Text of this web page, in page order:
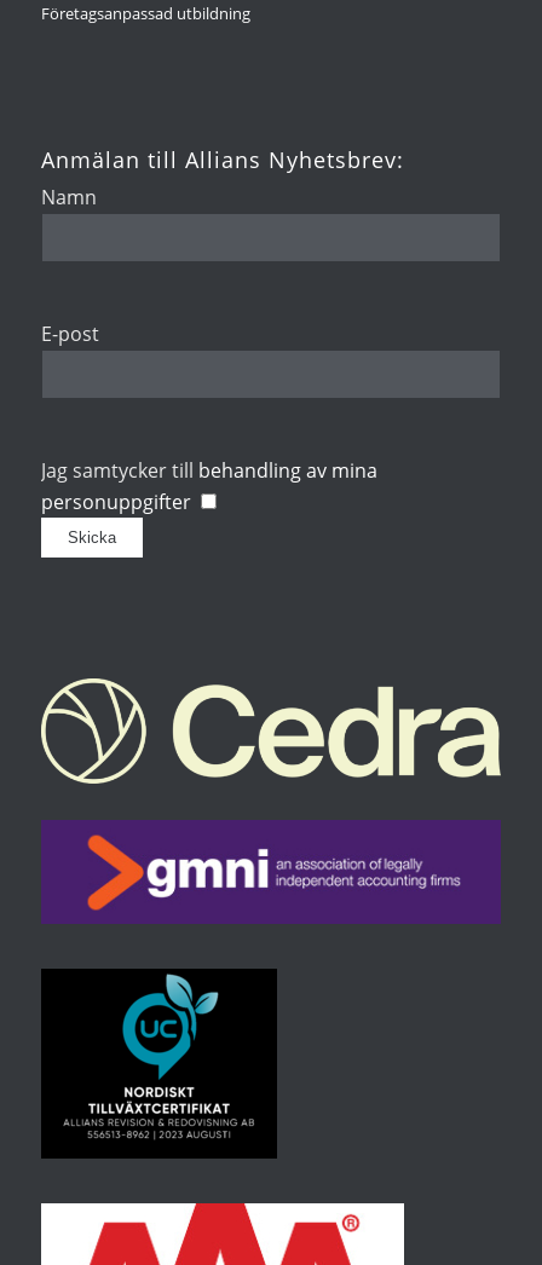
Företagsanpassad utbildning
Anmälan till Allians Nyhetsbrev:
Namn
E-post
Jag samtycker till behandling av mina
personuppgifter